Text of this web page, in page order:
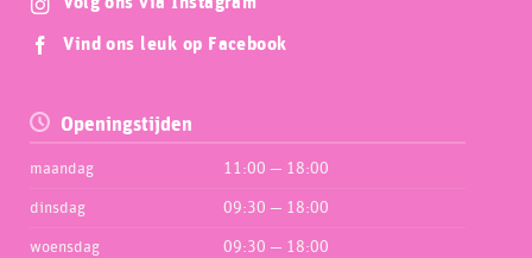
Vind ons leuk op Facebook
Openingstijden
maandag 11:00 — 18:00
dinsdag 09:30 — 18:00
woensdag 09:30 — 18:00